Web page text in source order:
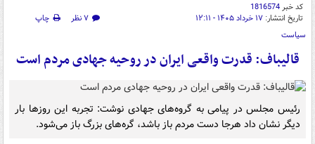
کد خبر1816574
تاریخ انتشار: ۱۷ خرداد ۱۴۰۵ - ۱۲:۱۱ ۷ نظر
چاپ
سیاست
قالیباف: قدرت واقعی ایران در روحیه جهادی مردم است
رئیس مجلس در پیامی به گروه‌های جهادی نوشت: تجربه این روزها بار
دیگر نشان داد هرجا دست مردم باز باشد، گره‌های بزرگ باز می‌شود.